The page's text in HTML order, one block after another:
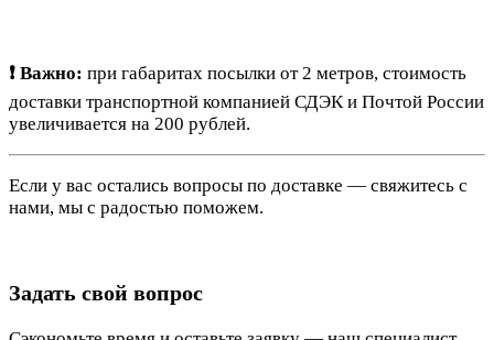
❗ Важно: при габаритах посылки от 2 метров, стоимость
доставки транспортной компанией СДЭК и Почтой России
увеличивается на 200 рублей.
Если у вас остались вопросы по доставке — свяжитесь с
нами, мы с радостью поможем.
Задать свой вопрос